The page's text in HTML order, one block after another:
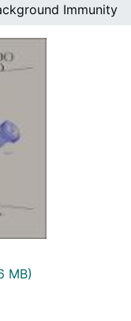
Immunity
MB)